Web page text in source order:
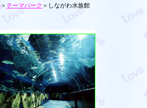
＞ テーマパーク ＞しながわ水族館